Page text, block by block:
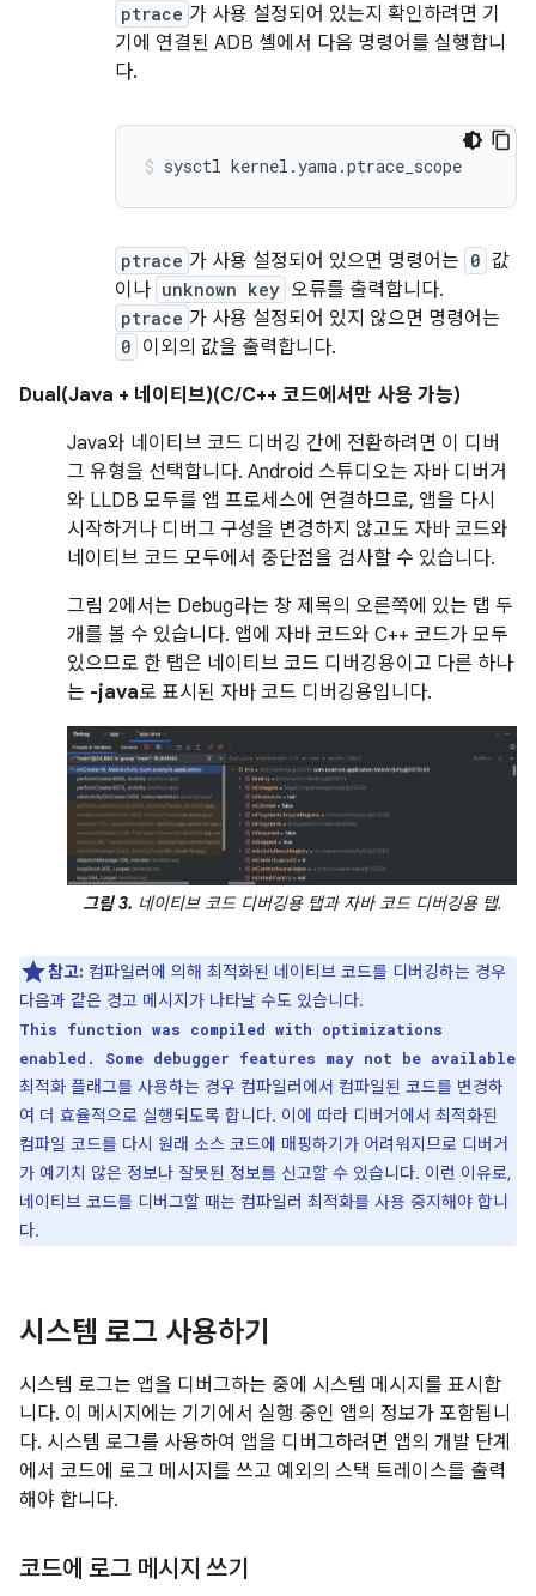
ptrace 가 사용 설정되어 있는지 확인하려면 기
기에 연결된 ADB 셸에서 다음 명령어를 실행합니
다.
ptrace 가 사용 설정되어 있으면 명령어는 0 값
이나 unknown key 오류를 출력합니다.
ptrace 가 사용 설정되어 있지 않으면 명령어는
0 이외의 값을 출력합니다.
Dual(Java + 네이티브)(C/C++ 코드에서만 사용 가능)
Java와 네이티브 코드 디버깅 간에 전환하려면 이 디버
그 유형을 선택합니다. Android 스튜디오는 자바 디버거
와 LLDB 모두를 앱 프로세스에 연결하므로, 앱을 다시
시작하거나 디버그 구성을 변경하지 않고도 자바 코드와
네이티브 코드 모두에서 중단점을 검사할 수 있습니다.
그림 2에서는 Debug라는 창 제목의 오른쪽에 있는 탭 두
개를 볼 수 있습니다. 앱에 자바 코드와 C++ 코드가 모두
있으므로 한 탭은 네이티브 코드 디버깅용이고 다른 하나
는 -java로 표시된 자바 코드 디버깅용입니다.
그림 3. 네이티브 코드 디버깅용 탭과 자바 코드 디버깅용 탭.
참고: 컴파일러에 의해 최적화된 네이티브 코드를 디버깅하는 경우
다음과 같은 경고 메시지가 나타날 수도 있습니다.
This function was compiled with optimizations
enabled. Some debugger features may not be available
최적화 플래그를 사용하는 경우 컴파일러에서 컴파일된 코드를 변경하
여 더 효율적으로 실행되도록 합니다. 이에 따라 디버거에서 최적화된
컴파일 코드를 다시 원래 소스 코드에 매핑하기가 어려워지므로 디버거
가 예기치 않은 정보나 잘못된 정보를 신고할 수 있습니다. 이런 이유로,
네이티브 코드를 디버그할 때는 컴파일러 최적화를 사용 중지해야 합니
다.
시스템 로그 사용하기
시스템 로그는 앱을 디버그하는 중에 시스템 메시지를 표시합
니다. 이 메시지에는 기기에서 실행 중인 앱의 정보가 포함됩니
다. 시스템 로그를 사용하여 앱을 디버그하려면 앱의 개발 단계
에서 코드에 로그 메시지를 쓰고 예외의 스택 트레이스를 출력
해야 합니다.
코드에 로그 메시지 쓰기